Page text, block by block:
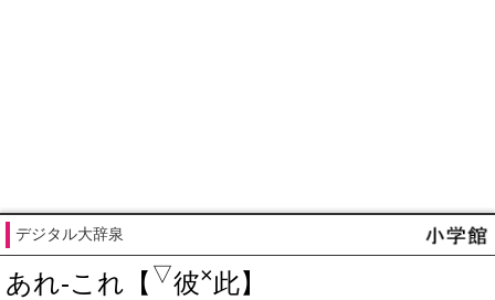
デジタル大辞泉
あれ‐これ【 ▽彼×此】